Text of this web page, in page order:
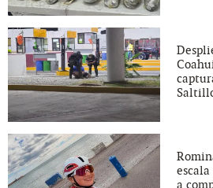
escala
a